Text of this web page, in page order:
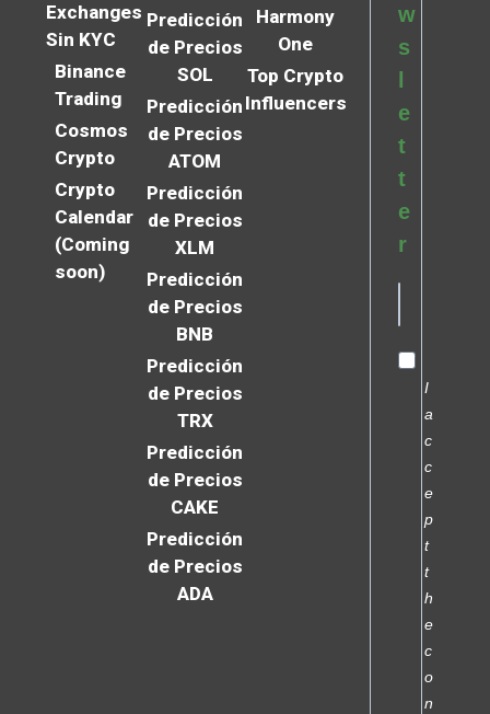
Exchanges
Sin KYC
Binance
Trading
Cosmos
Crypto
Crypto
Calendar
(Coming
soon)
Predicción
de Precios
SOL
Predicción
de Precios
ATOM
Predicción
de Precios
XLM
Predicción
de Precios
BNB
Predicción
de Precios
TRX
Predicción
de Precios
CAKE
Predicción
de Precios
ADA
Harmony
One
Top Crypto
Influencers
w
s
e
t
t
e
r
I
a
c
c
e
p
t
t
h
e
c
o
n